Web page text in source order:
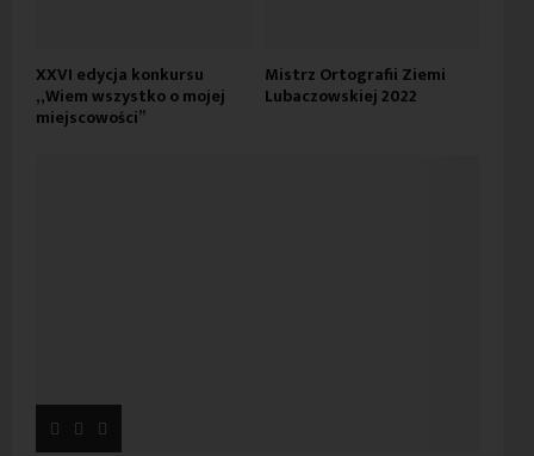
XXVI edycja konkursu
„Wiem wszystko o mojej
miejscowości”
Mistrz Ortografii Ziemi
Lubaczowskiej 2022